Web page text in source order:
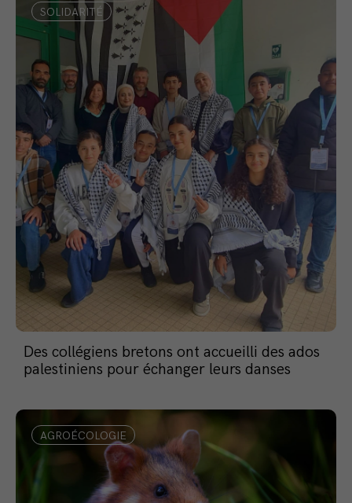
SOLIDARITÉ
Des collégiens bretons ont accueilli des ados
palestiniens pour échanger leurs danses
AGROÉCOLOGIE